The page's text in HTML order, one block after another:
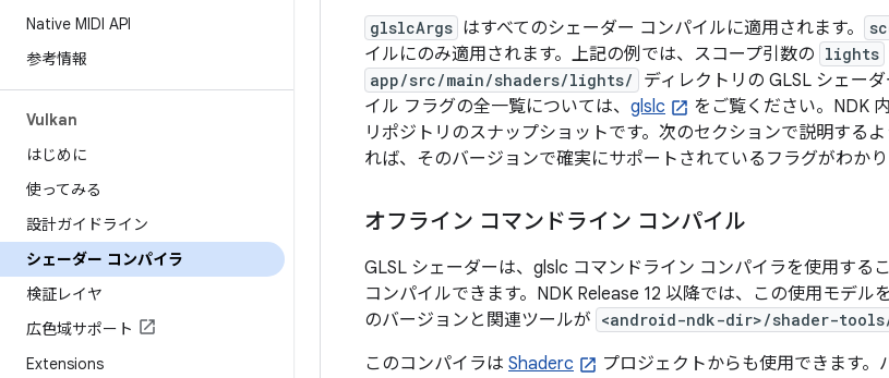
Native MIDI API
参考情報
Vulkan
はじめに
使ってみる
設計ガイドライン
シェーダー コンパイラ
検証レイヤ
広色域サポート
Extensions
glslcArgs はすべてのシェーダー コンパイルに適用されます。
イルにのみ適用されます。上記の例では、スコープ引数の lights
app/src/main/shaders/lights/
ディレクトリの GLSL シェー
イル フラグの全一覧については、 glslc
をご覧ください。NDK
リポジトリのスナップショットです。次のセクションで説明するよ
れば、そのバージョンで確実にサポートされているフラグがわかり
オフライン コマンドライン コンパイル
GLSL シェーダーは、glslc コマンドライン コンパイラを使用する
コンパイルできます。 NDK Release 12 以降では、この使用モデ
のバージョンと関連ツールが <android-ndk-dir>/shader-
このコンパイラは Shaderc
プロジェクトからも使用できます